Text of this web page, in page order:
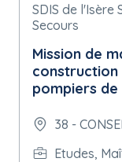
SDIS de l'Isère
Secours
Mission de
construction
pompiers de
38 -
Etudes,